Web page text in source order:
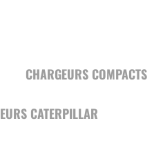
CHARGEURS COMPACTS
CATERPILLAR